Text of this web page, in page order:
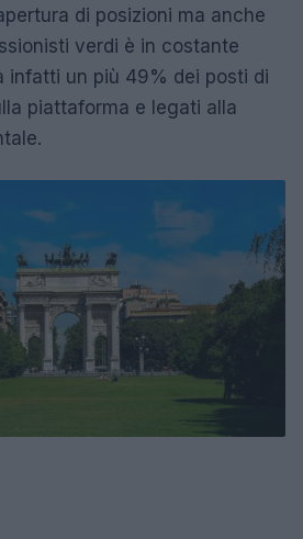
di posizioni ma anche
verdi è in costante
infatti un più 49% dei posti di
piattaforma e legati alla